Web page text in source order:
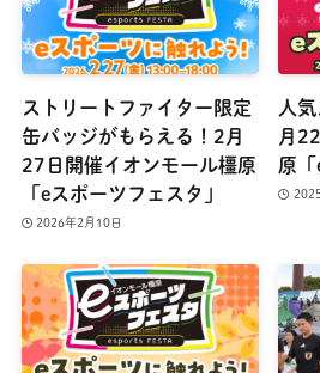
ストリートファイター限定
缶バッジがもらえる！2月
27日開催イオンモール橿原
「eスポーツフェスタ」
2026年2月10日
人
月
原「